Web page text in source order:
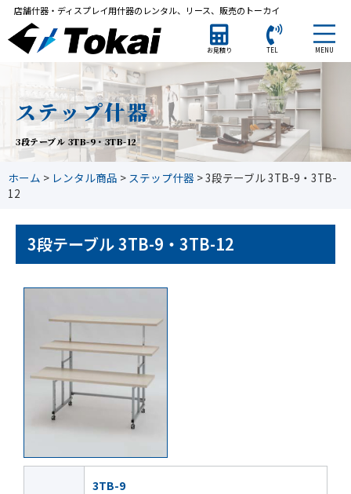
店舗什器・ディスプレイ用什器のレンタル、リース、販売のトーカイ
お見積り TEL MENU
ステップ什器
3段テーブル 3TB-9・3TB-12
ホーム > レンタル商品 > ステップ什器 >3段テーブル 3TB-9・3TB-
12
3段テーブル 3TB-9・3TB-12
3TB-9